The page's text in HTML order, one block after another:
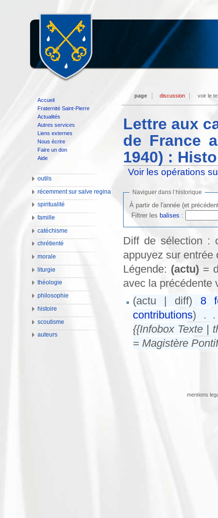
Lettre aux
de France
1940) :
Voir les opérations
Naviguer dans l’historique
À partir de l'année (et
Filtrer les balises :
Diff de sélection :
appuyez sur entrée
Légende: (actu)=
avec la précédente
(actu | diff)
8
contributions)
. .
{{Infobox Texte |
= Magistère
page discussion voir le
Accueil
Fraternité Saint-Pierre
Actualités
Autres services
Liens externes
Nous écrire
Faire un don
Aide
outils
récemment sur salve regina
spiritualité
famille
catéchisme
chrétienté
morale
liturgie
théologie
philosophie
histoire
scoutisme
auteurs
mentions